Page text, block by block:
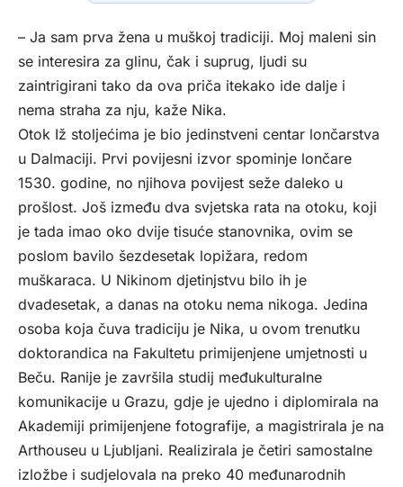
– Ja sam prva žena u muškoj tradiciji. Moj maleni sin
se interesira za glinu, čak i suprug, ljudi su
zaintrigirani tako da ova priča itekako ide dalje i
nema straha za nju, kaže Nika.
Otok Iž stoljećima je bio jedinstveni centar lončarstva
u Dalmaciji. Prvi povijesni izvor spominje lončare
1530. godine, no njihova povijest seže daleko u
prošlost. Još između dva svjetska rata na otoku, koji
je tada imao oko dvije tisuće stanovnika, ovim se
poslom bavilo šezdesetak lopižara, redom
muškaraca. U Nikinom djetinjstvu bilo ih je
dvadesetak, a danas na otoku nema nikoga. Jedina
osoba koja čuva tradiciju je Nika, u ovom trenutku
doktorandica na Fakultetu primijenjene umjetnosti u
Beču. Ranije je završila studij međukulturalne
komunikacije u Grazu, gdje je ujedno i diplomirala na
Akademiji primijenjene fotografije, a magistrirala je na
Arthouseu u Ljubljani. Realizirala je četiri samostalne
izložbe i sudjelovala na preko 40 međunarodnih